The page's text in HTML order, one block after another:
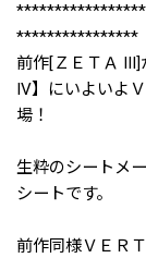
****************
前作[ＺＥＴＡ
IV】にいよいよ
場！
生粋のシートメ
シートです。
前作同様ＶＥＲ